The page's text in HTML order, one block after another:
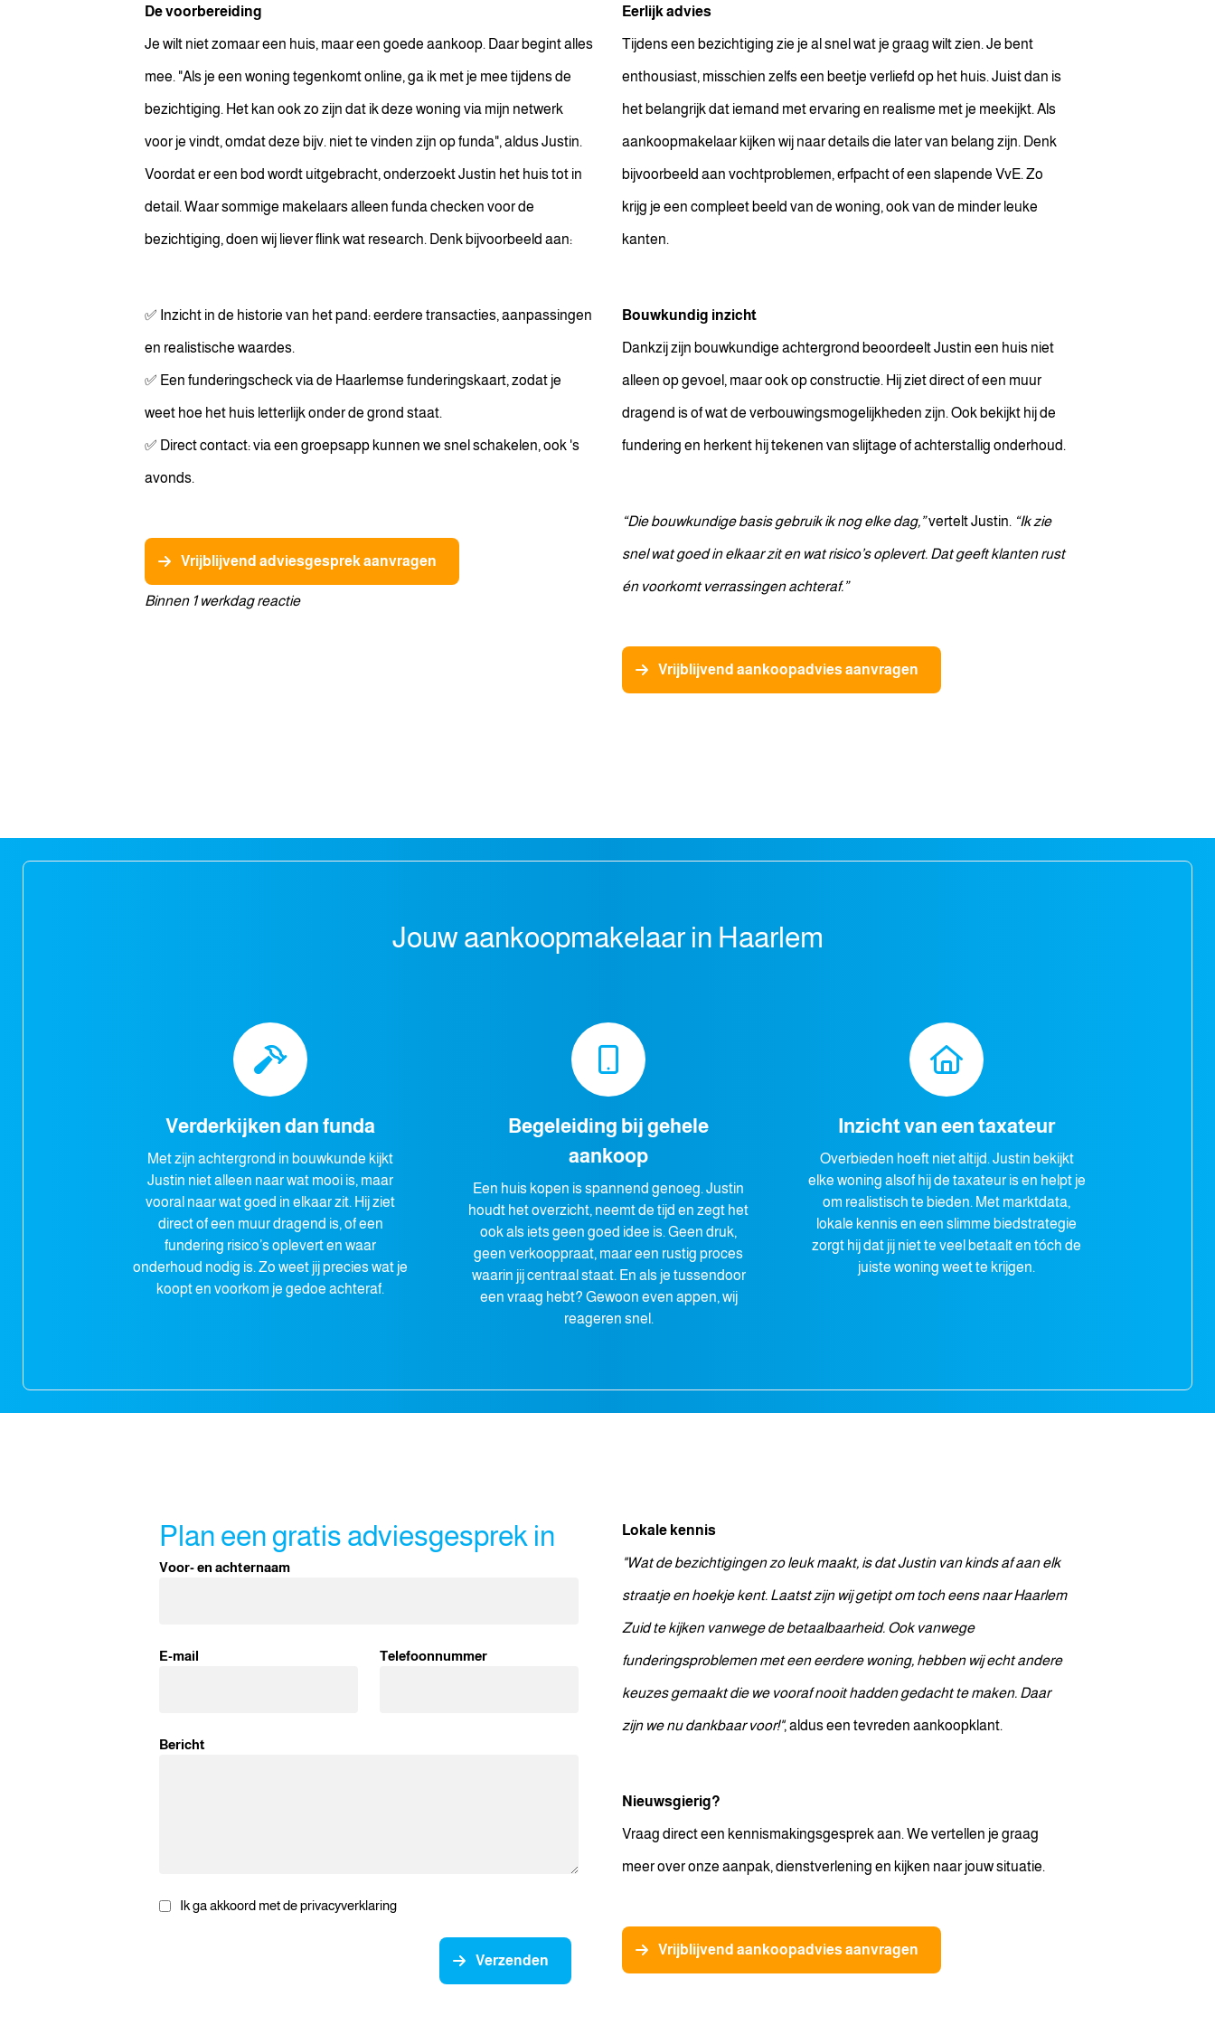
De voorbereiding
Je wilt niet zomaar een huis, maar een goede aankoop. Daar begint alles
mee. "Als je een woning tegenkomt online, ga ik met je mee tijdens de
bezichtiging. Het kan ook zo zijn dat ik deze woning via mijn netwerk
voor je vindt, omdat deze bijv. niet te vinden zijn op funda", aldus Justin.
Voordat er een bod wordt uitgebracht, onderzoekt Justin het huis tot in
detail. Waar sommige makelaars alleen funda checken voor de
bezichtiging, doen wij liever flink wat research. Denk bijvoorbeeld aan:
✅ Inzicht in de historie van het pand: eerdere transacties, aanpassingen
en realistische waardes.
✅ Een funderingscheck via de Haarlemse funderingskaart, zodat je
weet hoe het huis letterlijk onder de grond staat.
✅ Direct contact: via een groepsapp kunnen we snel schakelen, ook 's
avonds.
Vrijblijvend adviesgesprek aanvragen
Binnen 1 werkdag reactie
Eerlijk advies
Tijdens een bezichtiging zie je al snel wat je graag wilt zien. Je bent
enthousiast, misschien zelfs een beetje verliefd op het huis. Juist dan is
het belangrijk dat iemand met ervaring en realisme met je meekijkt. Als
aankoopmakelaar kijken wij naar details die later van belang zijn. Denk
bijvoorbeeld aan vochtproblemen, erfpacht of een slapende VvE. Zo
krijg je een compleet beeld van de woning, ook van de minder leuke
kanten.
Bouwkundig inzicht
Dankzij zijn bouwkundige achtergrond beoordeelt Justin een huis niet
alleen op gevoel, maar ook op constructie. Hij ziet direct of een muur
dragend is of wat de verbouwingsmogelijkheden zijn. Ook bekijkt hij de
fundering en herkent hij tekenen van slijtage of achterstallig onderhoud.
“Die bouwkundige basis gebruik ik nog elke dag,”vertelt Justin. “Ik zie
snel wat goed in elkaar zit en wat risico’s oplevert. Dat geeft klanten rust
én voorkomt verrassingen achteraf.”
Vrijblijvend aankoopadvies aanvragen
Jouw aankoopmakelaar in Haarlem
Verderkijken dan funda
Met zijn achtergrond in bouwkunde kijkt
Justin niet alleen naar wat mooi is, maar
vooral naar wat goed in elkaar zit. Hij ziet
direct of een muur dragend is, of een
fundering risico’s oplevert en waar
onderhoud nodig is. Zo weet jij precies wat je
koopt en voorkom je gedoe achteraf.
Begeleiding bij gehele
aankoop
Een huis kopen is spannend genoeg. Justin
houdt het overzicht, neemt de tijd en zegt het
ook als iets geen goed idee is. Geen druk,
geen verkooppraat, maar een rustig proces
waarin jij centraal staat. En als je tussendoor
een vraag hebt? Gewoon even appen, wij
reageren snel.
Inzicht van een taxateur
Overbieden hoeft niet altijd. Justin bekijkt
elke woning alsof hij de taxateur is en helpt je
om realistisch te bieden. Met marktdata,
lokale kennis en een slimme biedstrategie
zorgt hij dat jij niet te veel betaalt en tóch de
juiste woning weet te krijgen.
Plan een gratis adviesgesprek in
Voor- en achternaam
E-mail Telefoonnummer
Bericht
Ik ga akkoord met de privacyverklaring
Verzenden
Lokale kennis
"Wat de bezichtigingen zo leuk maakt, is dat Justin van kinds af aan elk
straatje en hoekje kent. Laatst zijn wij getipt om toch eens naar Haarlem
Zuid te kijken vanwege de betaalbaarheid. Ook vanwege
funderingsproblemen met een eerdere woning, hebben wij echt andere
keuzes gemaakt die we vooraf nooit hadden gedacht te maken. Daar
zijn we nu dankbaar voor!", aldus een tevreden aankoopklant.
Nieuwsgierig?
Vraag direct een kennismakingsgesprek aan. We vertellen je graag
meer over onze aanpak, dienstverlening en kijken naar jouw situatie.
Vrijblijvend aankoopadvies aanvragen